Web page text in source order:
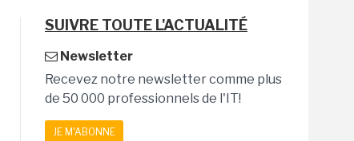
SUIVRE TOUTE L'ACTUALITÉ
Newsletter
Recevez notre newsletter comme plus
de 50 000 professionnels de l'IT!
JE M'ABONNE